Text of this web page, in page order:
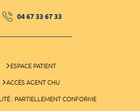
04 67 33 67 33
ESPACE PATIENT
ACCÈS AGENT CHU
: PARTIELLEMENT CONFORME